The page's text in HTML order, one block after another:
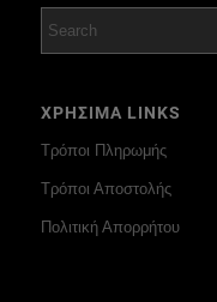
ΧΡΗΣΙΜΑ LINKS
Τρόποι Πληρωμής
Τρόποι Αποστολής
Πολιτική Απορρήτου